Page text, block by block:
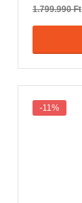
1.799.990Ft
-11%